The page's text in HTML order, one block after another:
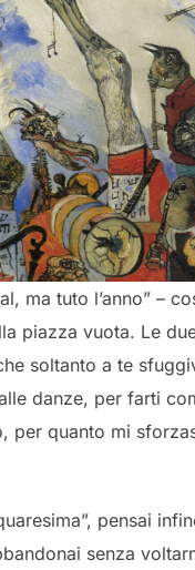
ma tuto l’anno” –
piazza vuota. Le
soltanto a te
danze, per farti
per quanto mi
pensai
senza